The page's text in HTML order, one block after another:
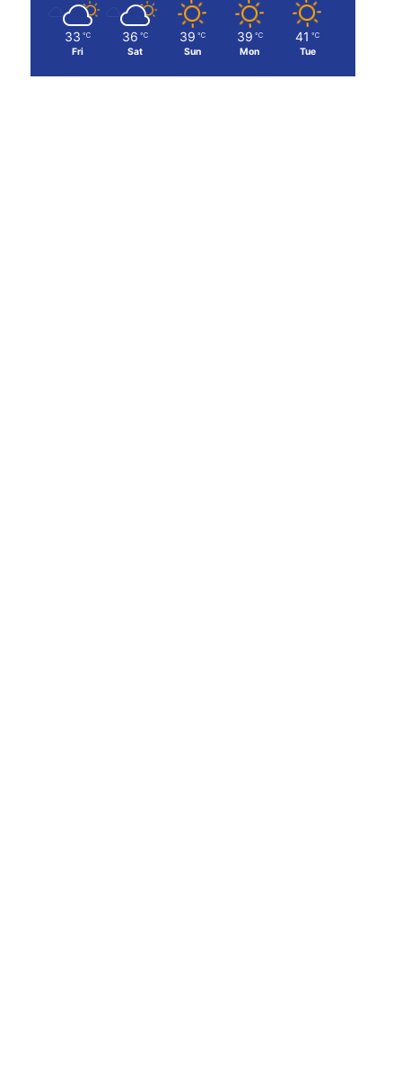
33 ℃
Fri
36 ℃
Sat
39 ℃
Sun
39 ℃
Mon
41 ℃
Tue